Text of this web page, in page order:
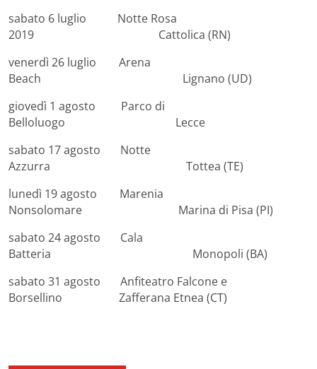
sabato 6 luglio Notte Rosa
2019 Cattolica (RN)
venerdì 26 luglio Arena
Beach Lignano (UD)
giovedì 1 agosto Parco di
Belloluogo Lecce
sabato 17 agosto Notte
Azzurra Tottea (TE)
lunedì 19 agosto Marenia
Nonsolomare Marina di Pisa (PI)
sabato 24 agosto Cala
Batteria Monopoli (BA)
sabato 31 agosto Anfiteatro Falcone e
Borsellino Zafferana Etnea (CT)